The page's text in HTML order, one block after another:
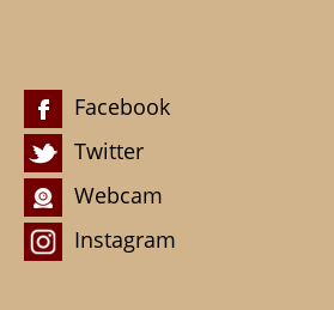
Facebook
Twitter
Webcam
Instagram